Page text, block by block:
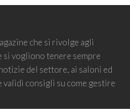
che si rivolge agli
si vogliono tenere sempre
del settore, ai saloni ed
validi consigli su come gestire